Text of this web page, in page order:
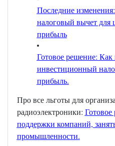
Последние
налоговый вычет для
прибыль
Готовое решение:
инвестиционный
прибыль.
Про все льготы для
радиоэлектроники:
поддержки компаний,
промышленности.